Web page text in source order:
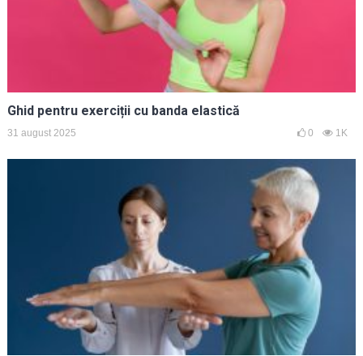
Ghid pentru exerciții cu banda elastică
31 august 2025 0 1K